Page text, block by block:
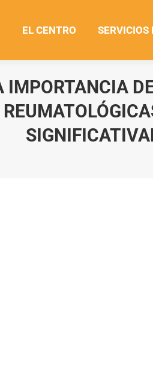
EL CENTRO SERVICIOS
IMPORTANCIA